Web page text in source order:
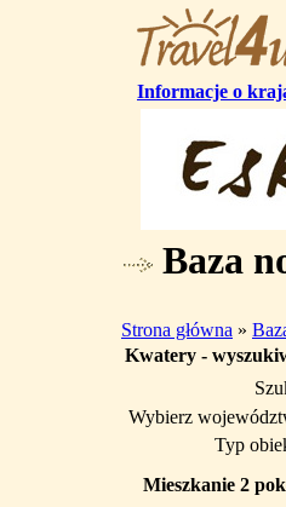
Informacje o
Baza
Strona główna »
Kwatery -
Wybierz
Typ
Mieszkanie 2